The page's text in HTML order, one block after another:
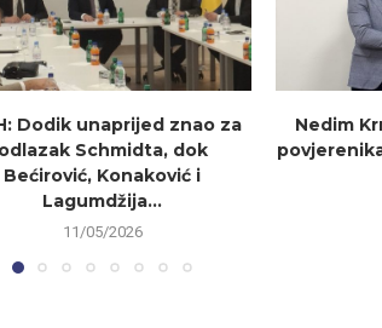
Dodik unaprijed znao za
odlazak Schmidta, dok
Bećirović, Konaković i
Lagumdžija...
11/05/2026
Nedim